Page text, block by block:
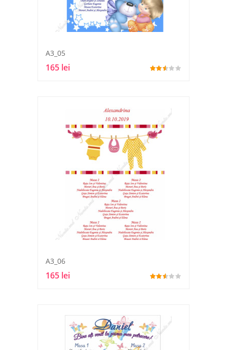
A3_05
165 lei
A3_06
165 lei